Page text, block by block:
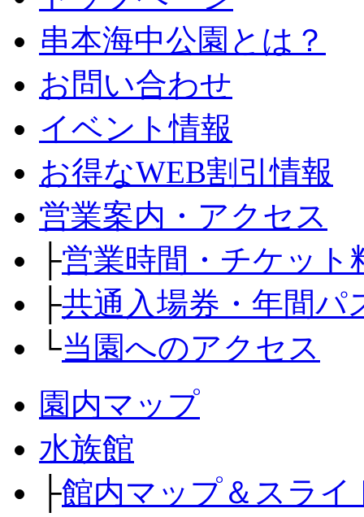
串本海中公園とは？
お問い合わせ
イベント情報
お得なWEB割引情報
営業案内・アクセス
├営業時間・チケット
├共通入場券・年間パ
└当園へのアクセス
園内マップ
水族館
├館内マップ＆スライ